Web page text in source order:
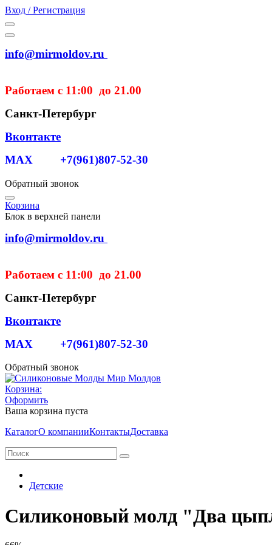
Вход / Регистрация
info@mirmoldov.ru
Работаем с 11:00 до 21.00
Санкт-Петербург
Вконтакте
MAX +7(961)807-52-30
Обратный звонок
Корзина
Блок в верхней панели
info@mirmoldov.ru
Работаем с 11:00 до 21.00
Санкт-Петербург
Вконтакте
MAX +7(961)807-52-30
Обратный звонок
Корзина:
Оформить
Ваша корзина пуста
КаталогО компанииКонтактыДоставка
Детские
Силиконовый молд "Два